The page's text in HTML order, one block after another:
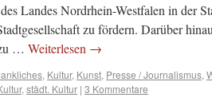
Landes Nordrhein-Westfalen in der
zu fördern. Darüber
… Weiterlesen →
, Kultur, Kunst, Presse / Journalismus,
, städt. Kultur | 3 Kommentare